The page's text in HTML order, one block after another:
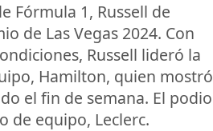
Fórmula 1, Russell de
de Las Vegas 2024. Con
Russell lideró la
Hamilton, quien mostró
el fin de semana. El podio
de equipo, Leclerc.